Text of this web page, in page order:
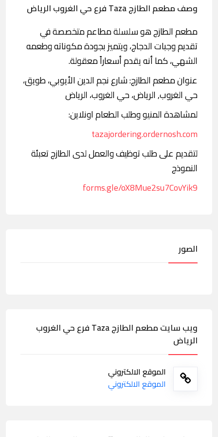
وصف مطعم الطازج Taza فرع حي الغروب الرياض
مطعم الطازج هو سلسلة مطاعم متخصصة في
تقديم وجبات الدجاج، ويتميز بجودة مكوناته وطعمه
الشهي، كما أنه يقدم أسعاراً معقولة.
عنوان مطعم الطازج: شارع نجم الدين الأيوبي، طويق،
حي الغروب, الرياض، حي الغروب، الرياض
لمشاهدة المنيو وطلب الطعام اونلاين:
tazajordering.ordernosh.com
لتقديم على طلب توظيف والعمل لدى الطازج تعبئة
النموذج
forms.gle/oX8Mue2su7CovYik9
الصور
ويب سايت مطعم الطازج Taza فرع حي الغروب
الرياض
الموقع الالكتروني
الموقع الالكتروني